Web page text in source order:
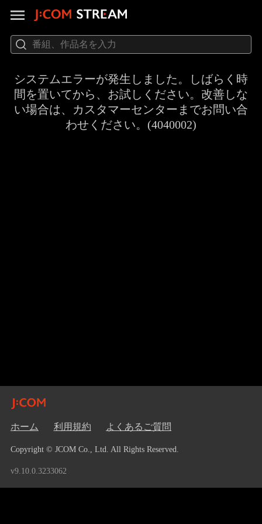
システムエラーが発生しました。しばらく時
間を置いてから、お試しください。改善しな
い場合は、カスタマーセンターまでお問い合
わせください。(4040002)
ホーム 利用規約 よくあるご質問
Copyright © JCOM Co., Ltd. All Rights Reserved.
v9.10.0.3233062